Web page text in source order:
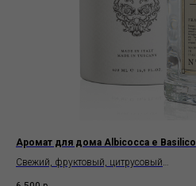
Аромат для дома Albicocca e Basilico
Свежий, фруктовый, цитрусовый